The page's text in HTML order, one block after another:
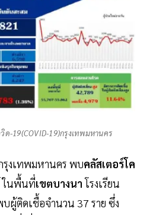
ด-19(COVID-19)กรุงเทพมหานคร
งเทพมหานคร พบคลัสเตอร์โค
ในพื้นที่เขตบางนาโรงเรียน
ผู้ติดเชื้อจำนวน 37 ราย ซึ่ง